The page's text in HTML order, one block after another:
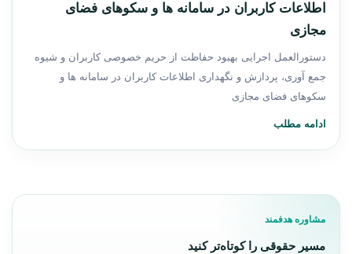
اطلاعات کاربران در سامانه­ ها و سکوهای فضای
مجازی
دستورالعمل اجرایی بهبود حفاظت از حریم خصوصی کاربران و شیوه
جمع ‏آوری، پردازش و نگهداری اطلاعات کاربران در سامانه­ ها و
سکوهای فضای مجازی
ادامه مطلب
مشاوره هدفمند
مسیر حقوقی را کوتاه‌تر کنید